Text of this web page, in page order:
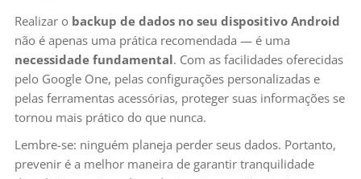
Realizar o backup de dados no seu dispositivo Android
não é apenas uma prática recomendada — é uma
necessidade fundamental. Com as facilidades oferecidas
pelo Google One, pelas configurações personalizadas e
pelas ferramentas acessórias, proteger suas informações se
tornou mais prático do que nunca.
Lembre-se: ninguém planeja perder seus dados. Portanto,
prevenir é a melhor maneira de garantir tranquilidade